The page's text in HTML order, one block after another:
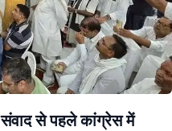
संवाद से पहले कांग्रेस में